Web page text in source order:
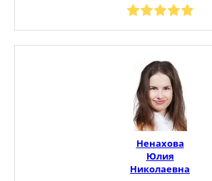
Ненахова
Юлия
Николаевна